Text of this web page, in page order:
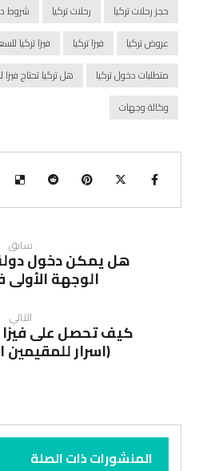
حجز رحلات تركيا
رحلات تركيا
شروط
عروض تركيا
فيزا تركيا فيزا تركيا
متطلبات دخول تركيا
هل تركيا تحتاج
وكالة وجهات
سابق
هل يمكن دخول
الوجهة الأولى
التالي
كيف تحصل على
(اسرار
المنشورات ذات الصلة